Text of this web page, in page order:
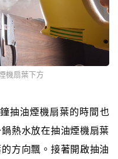
機扇葉下方
抽油煙機扇葉的時間也
熱水放在抽油煙機扇葉
方向飄。接著開啟抽油